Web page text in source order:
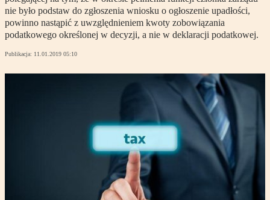
nie było podstaw do zgłoszenia wniosku o ogłoszenie upadłości,
powinno nastąpić z uwzględnieniem kwoty zobowiązania
podatkowego określonej w decyzji, a nie w deklaracji podatkowej.
Publikacja: 11.01.2019 05:10